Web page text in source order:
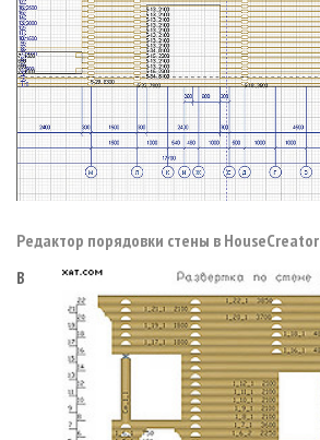
Редактор порядовки стены в HouseCreator
В